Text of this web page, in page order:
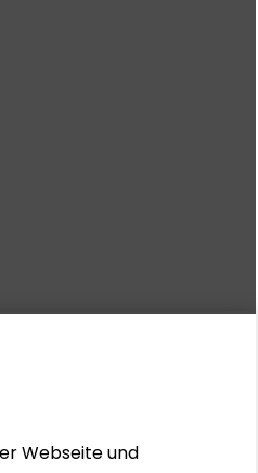
Webseite und